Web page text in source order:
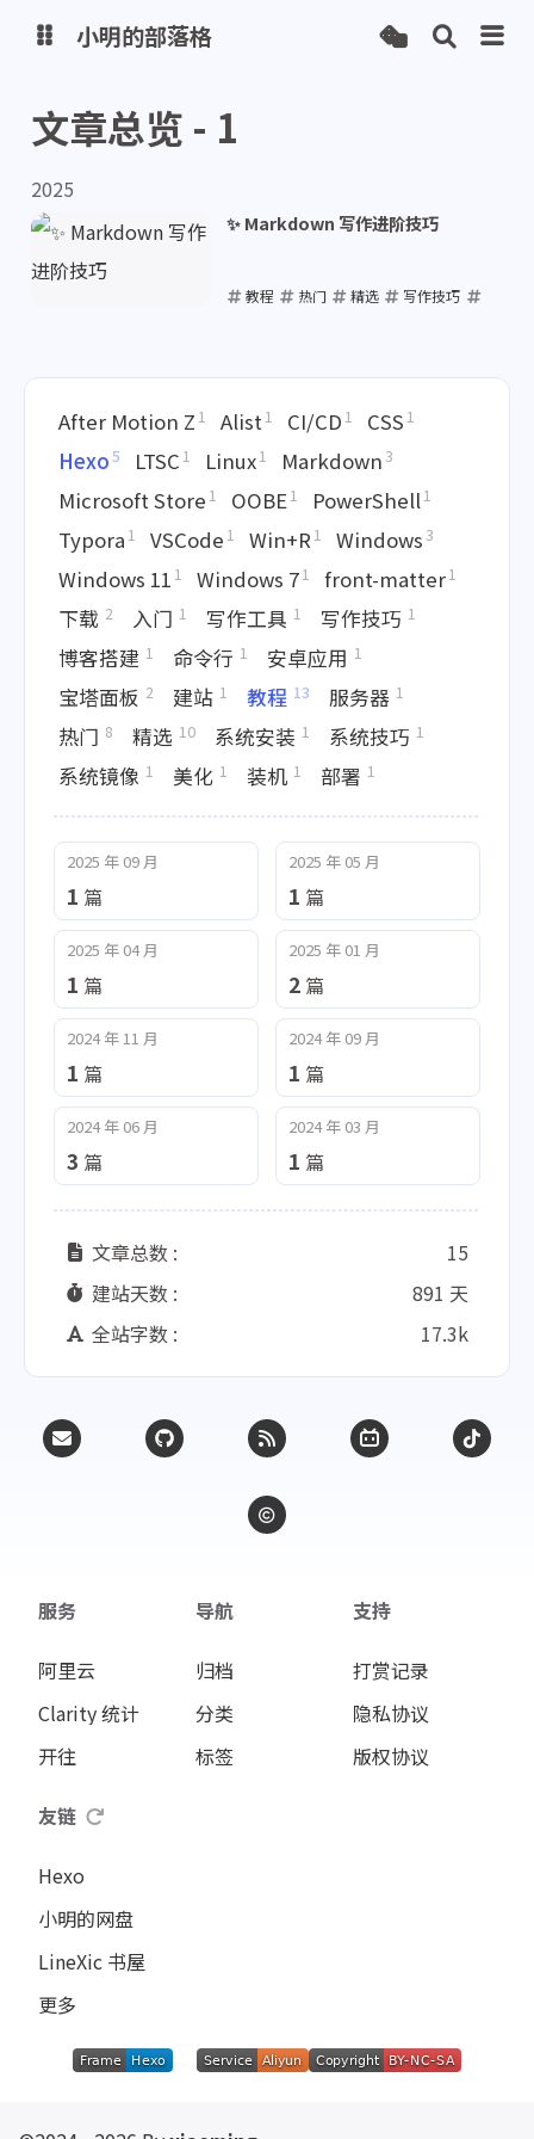
博客
网盘
小明的部落格
文章总览 - 1
2025
✨ Markdown 写作进阶技巧
教程 热门 精选
写作技巧
After Motion Z 1 Alist1 CI/CD 1 CSS 1
Hexo5 LTSC 1 Linux1 Markdown3
Microsoft Store 1 OOBE1 PowerShell1
Typora 1 VSCode 1 Win+R 1 Windows3
Windows 11 1 Windows 71 front-matter1
下载 2 入门 1 写作工具 1 写作技巧 1
博客搭建 1 命令行 1 安卓应用 1
宝塔面板 2 建站 1 教程 13 服务器 1
热门 8 精选 10 系统安装 1 系统技巧 1
系统镜像 1 美化 1 装机 1 部署 1
2025 年 09 月
1 篇
2025 年 05 月
1 篇
2025 年 04 月
1 篇
2025 年 01 月
2 篇
2024 年 11 月
1 篇
2024 年 09 月
1 篇
2024 年 06 月
3 篇
2024 年 03 月
1 篇
文章总数 :
15
建站天数 :
891 天
全站字数 :
17.3k
服务
阿里云
Clarity 统计
开往
导航
归档
分类
标签
支持
打赏记录
隐私协议
版权协议
友链
Hexo
小明的网盘
LineXic 书屋
更多